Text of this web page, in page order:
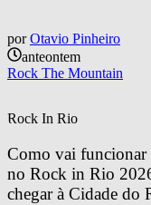
por Otavio Pinheiro
anteontem
Rock The Mountain
Rock In Rio
Como vai funcionar
no Rock in Rio
chegar à Cidade do